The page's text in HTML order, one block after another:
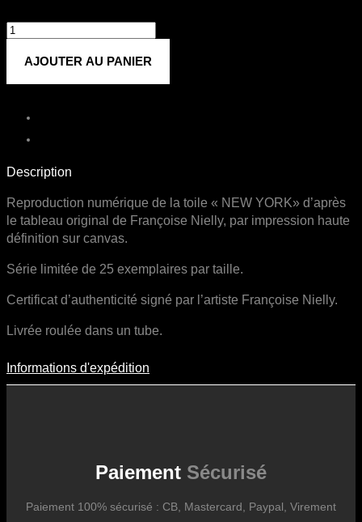
quantité
NEW
YORK
AJOUTER AU PANIER
Description
Reproduction numérique de la toile « NEW YORK» d’après
le tableau original de Françoise Nielly, par impression haute
définition sur canvas.
Série limitée de 25 exemplaires par taille.
Certificat d’authenticité signé par l’artiste Françoise Nielly.
Livrée roulée dans un tube.
Informations D'expédition
des fluctuations tarifaires des transporteurs internationaux.
Informations d'expédition
Paiement Sécurisé
Paiement 100% sécurisé : CB, Mastercard, Paypal, Virement